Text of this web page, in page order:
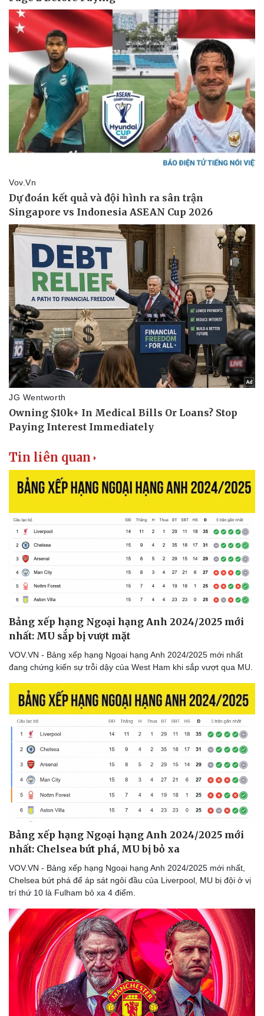
Thể thao
Bóng đá
Lịch thi đấu bóng đá
Thế giới thể thao
eSports
Hậu trường
Ô tô - Xe máy
Ô tô
Xe máy
Tư vấn
Tin liên quan
Bảng xếp hạng Ngoại hạng Anh 2024/2025 mới
nhất: MU sắp bị vượt mặt
VOV.VN - Bảng xếp hạng Ngoại hạng Anh 2024/2025 mới nhất
đang chứng kiến sự trỗi dậy của West Ham khi sắp vượt qua MU.
Bảng xếp hạng Ngoại hạng Anh 2024/2025 mới
nhất: Chelsea bứt phá, MU bị bỏ xa
VOV.VN - Bảng xếp hạng Ngoại hạng Anh 2024/2025 mới nhất,
Chelsea bứt phá để áp sát ngôi đầu của Liverpool, MU bị đội ở vị
trí thứ 10 là Fulham bỏ xa 4 điểm.